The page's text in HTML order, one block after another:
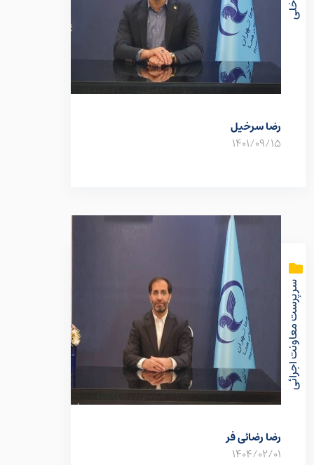
رضا سرخیل
1401/09/15
سرپرست معاونت اجرائی
رضا رضائی فر
1404/02/01